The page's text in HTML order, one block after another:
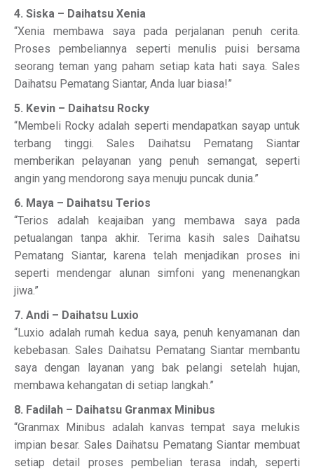
4. Siska – Daihatsu Xenia
“Xenia membawa saya pada perjalanan penuh cerita.
Proses pembeliannya seperti menulis puisi bersama
seorang teman yang paham setiap kata hati saya. Sales
Daihatsu Pematang Siantar, Anda luar biasa!”
5. Kevin – Daihatsu Rocky
“Membeli Rocky adalah seperti mendapatkan sayap untuk
terbang tinggi. Sales Daihatsu Pematang Siantar
memberikan pelayanan yang penuh semangat, seperti
angin yang mendorong saya menuju puncak dunia.”
6. Maya – Daihatsu Terios
“Terios adalah keajaiban yang membawa saya pada
petualangan tanpa akhir. Terima kasih sales Daihatsu
Pematang Siantar, karena telah menjadikan proses ini
seperti mendengar alunan simfoni yang menenangkan
jiwa.”
7. Andi – Daihatsu Luxio
“Luxio adalah rumah kedua saya, penuh kenyamanan dan
kebebasan. Sales Daihatsu Pematang Siantar membantu
saya dengan layanan yang bak pelangi setelah hujan,
membawa kehangatan di setiap langkah.”
8. Fadilah – Daihatsu Granmax Minibus
“Granmax Minibus adalah kanvas tempat saya melukis
impian besar. Sales Daihatsu Pematang Siantar membuat
setiap detail proses pembelian terasa indah, seperti